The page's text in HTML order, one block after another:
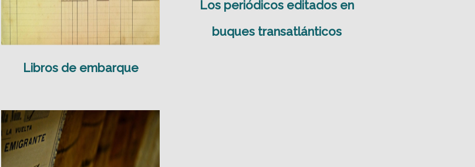
Libros de embarque
Los periódicos editados en
buques transatlánticos